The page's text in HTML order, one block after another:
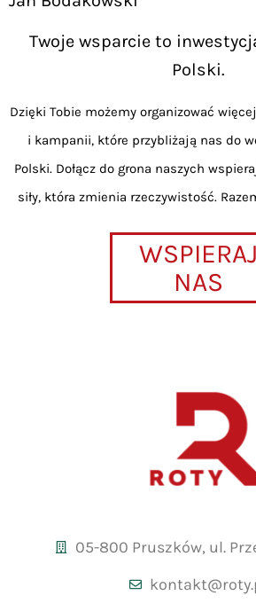
Twoje wsparcie to
Polski.
Dzięki Tobie możemy organizować
i kampanii, które przybliżają nas do
Polski. Dołącz do grona naszych
siły, która zmienia rzeczywistość.
WSPIERAJ
NAS
05-800 Pruszków, ul.